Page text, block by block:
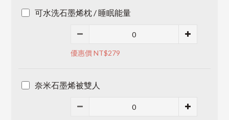
可水洗石墨烯枕 / 睡眠能量
優惠價 NT$279
奈米石墨烯被雙人